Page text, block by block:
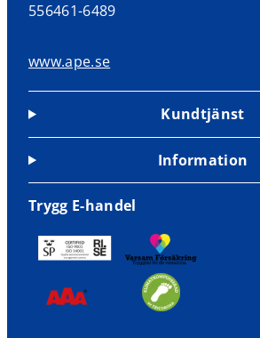
556461-6489
www.ape.se
Kundtjänst
Information
Trygg E-handel